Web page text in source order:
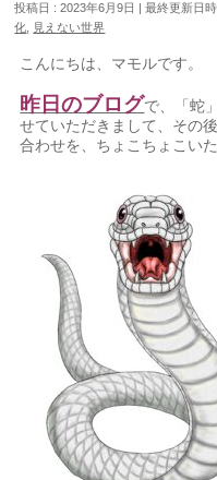
投稿日 : 2023年6月9日 最終更新日
化
見えない世界
こんにちは、マモルです。
昨日のブログで、「蛇
せていただきまして、その
合わせを、ちょこちょこい